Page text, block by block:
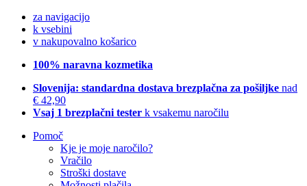
za navigacijo
k vsebini
v nakupovalno košarico
100% naravna kozmetika
Slovenija: standardna dostava brezplačna za pošiljke nad
€ 42,90
Vsaj 1 brezplačni tester k vsakemu naročilu
Pomoč
Kje je moje naročilo?
Vračilo
Stroški dostave